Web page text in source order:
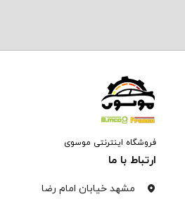
فروشگاه اینترنتی موسوی
ارتباط با ما
مشهد خیابان امام رضا